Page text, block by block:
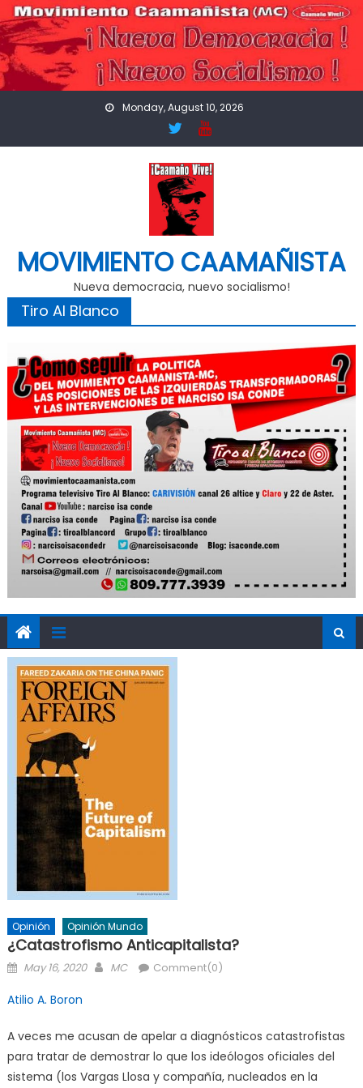
Skip
to
content
Monday, August 10, 2026
MOVIMIENTO CAAMAÑISTA
Nueva democracia, nuevo socialismo!
Tiro Al Blanco
Opinión Opinión Mundo
¿Catastrofismo Anticapitalista?
Posted
May 16, 2020 Author
MC Comment(0)
Atilio A. Boron
A veces me acusan de apelar a diagnósticos catastrofistas
para tratar de demostrar lo que los ideólogos oficiales del
sistema (los Vargas Llosa y compañía, nucleados en la